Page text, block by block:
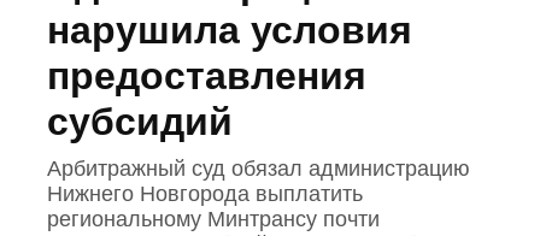
нарушила условия
предоставления
субсидий
Арбитражный суд обязал администрацию
Нижнего Новгорода выплатить
региональному Минтрансу почти